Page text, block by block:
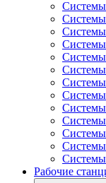
Системы
Системы
Рабочие